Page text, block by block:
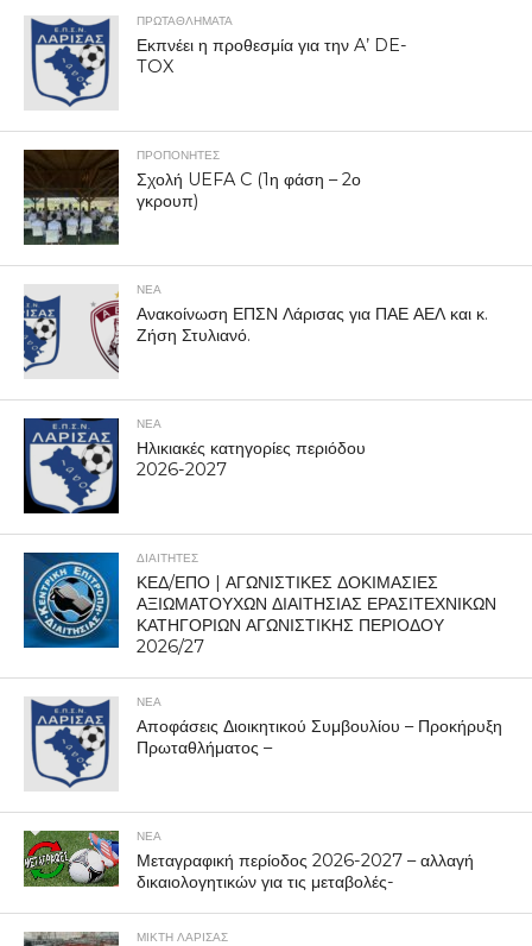
ΠΡΩΤΑΘΛΉΜΑΤΑ
Εκπνέει η προθεσμία για την A’ DE-
TOX
ΠΡΟΠΟΝΗΤΈΣ
Σχολή UEFA C (1η φάση – 2ο
γκρουπ)
ΝΕΑ
Ανακοίνωση ΕΠΣΝ Λάρισας για ΠΑΕ ΑΕΛ και κ.
Ζήση Στυλιανό.
ΝΕΑ
Ηλικιακές κατηγορίες περιόδου
2026-2027
ΔΙΑΙΤΗΤΕΣ
ΚΕΔ/ΕΠΟ | ΑΓΩΝΙΣΤΙΚΕΣ ΔΟΚΙΜΑΣΙΕΣ
ΑΞΙΩΜΑΤΟΥΧΩΝ ΔΙΑΙΤΗΣΙΑΣ ΕΡΑΣΙΤΕΧΝΙΚΩΝ
ΚΑΤΗΓΟΡΙΩΝ ΑΓΩΝΙΣΤΙΚΗΣ ΠΕΡΙΟΔΟΥ
2026/27
ΝΕΑ
Αποφάσεις Διοικητικού Συμβουλίου – Προκήρυξη
Πρωταθλήματος –
ΝΕΑ
Μεταγραφική περίοδος 2026-2027 – αλλαγή
δικαιολογητικών για τις μεταβολές-
ΜΙΚΤΗ ΛΑΡΙΣΑΣ